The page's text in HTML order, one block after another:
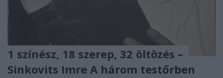
1 színész, 18 szerep, 32 öltözés –
Sinkovits Imre A három testőrben